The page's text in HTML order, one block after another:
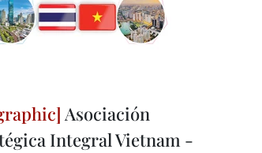
Asociación
Integral Vietnam -